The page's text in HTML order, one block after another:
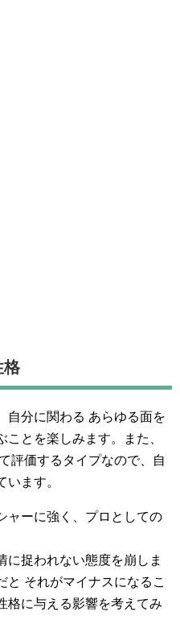
格
自分に関わる あらゆる面を
とを楽しみます。また、
評価するタイプなので、自
ます。
ャーに強く、プロとしての
に捉われない態度を崩しま
と それがマイナスになるこ
格に与える影響を考えてみ